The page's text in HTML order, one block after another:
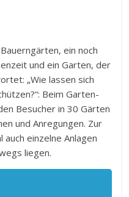
ein noch
und ein Garten, der
„Wie lassen sich
Beim Garten-
Besucher in 30 Gärten
und Anregungen. Zur
einzelne Anlagen
liegen.